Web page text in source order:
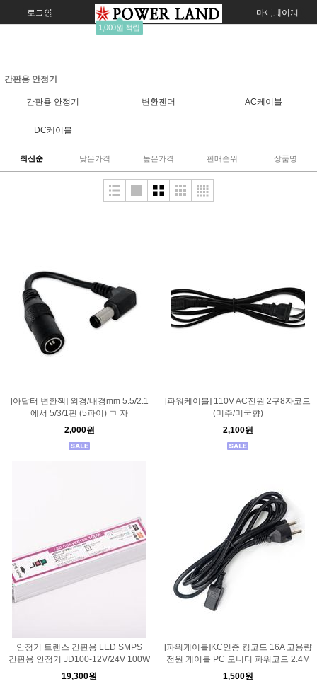
로그인 회원가입
1,000원 적립
주문조회 마이페이지
간판용 안정기
간판용 안정기 변환젠더 AC케이블
DC케이블
최신순 낮은가격 높은가격 판매순위 상품명
[아답터 변환잭] 외경/내경mm 5.5/2.1
에서 5/3/1핀 (5파이) ㄱ 자
2,000원
[파워케이블] 110V AC전원 2구8자코드
(미주/미국향)
2,100원
안정기 트랜스 간판용 LED SMPS
간판용 안정기 JD100-12V/24V 100W
19,300원
[파워케이블]KC인증 킹코드 16A 고용량
전원 케이블 PC 모니터 파워코드 2.4M
1,500원